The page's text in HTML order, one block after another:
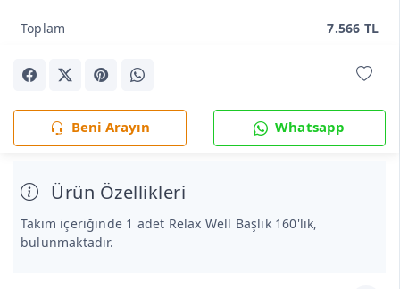
Toplam 7.566 TL
Beni Arayın Whatsapp
Ürün Özellikleri
Takım içeriğinde 1 adet Relax Well Başlık 160'lık,
bulunmaktadır.